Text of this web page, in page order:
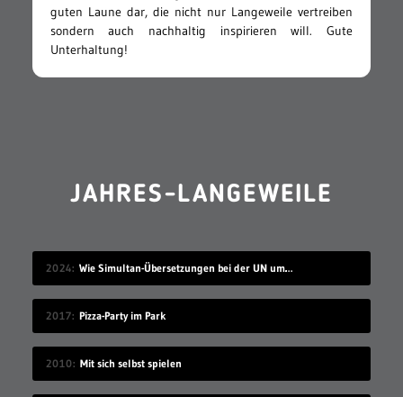
guten Laune dar, die nicht nur Langeweile vertreiben
sondern auch nachhaltig inspirieren will. Gute
Unterhaltung!
JAHRES-LANGEWEILE
2024 Wie Simultan-Übersetzungen bei der UN umgesetzt werden
2017 Pizza-Party im Park
2010 Mit sich selbst spielen